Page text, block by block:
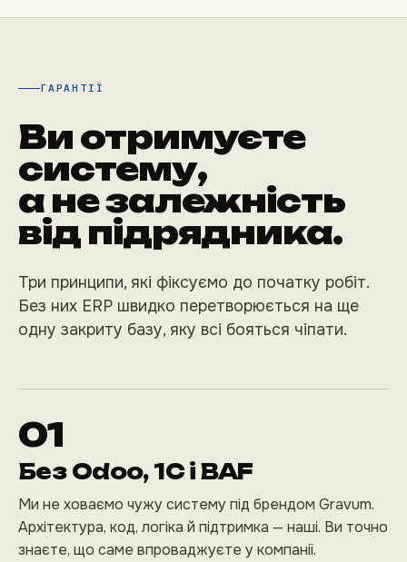
ГАРАНТІЇ
Ви отримуєте
систему,
а не залежність
від підрядника.
Три принципи, які фіксуємо до початку робіт.
Без них ERP швидко перетворюється на ще
одну закриту базу, яку всі бояться чіпати.
01
Без Odoo, 1С і BAF
Ми не ховаємо чужу систему під брендом Gravum.
Архітектура, код, логіка й підтримка — наші. Ви точно
знаєте, що саме впроваджуєте у компанії.